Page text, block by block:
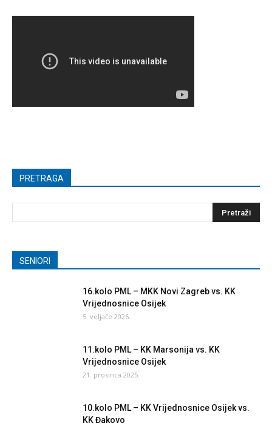
PRETRAGA
SENIORI
16.kolo PML – MKK Novi Zagreb vs. KK
Vrijednosnice Osijek
5. veljače 2026.
11.kolo PML – KK Marsonija vs. KK
Vrijednosnice Osijek
21. prosinca 2025.
10.kolo PML – KK Vrijednosnice Osijek vs.
KK Đakovo